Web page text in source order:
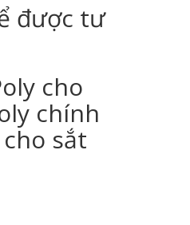
được tư
cho
chính
sắt